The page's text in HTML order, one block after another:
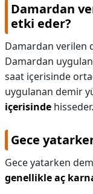
Damardan
etki eder?
Damardan verilen
Damardan
saat içerisinde
uygulanan demir
içerisinde hisseder.
Gece
Gece yatarken
genellikle aç